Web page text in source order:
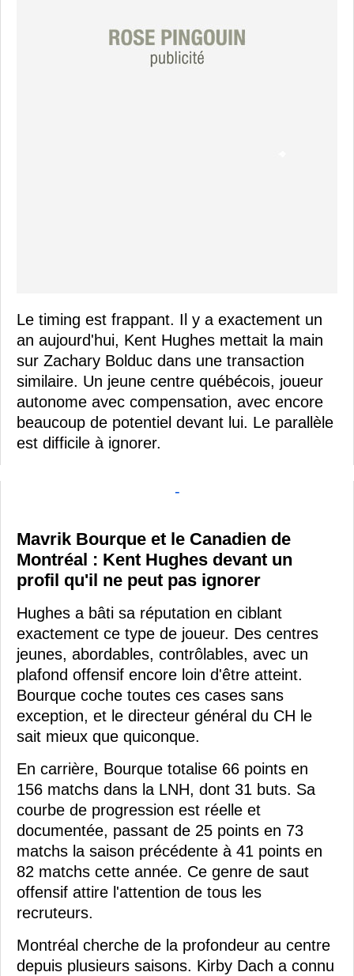
Le timing est frappant. Il y a exactement un
an aujourd'hui, Kent Hughes mettait la main
sur Zachary Bolduc dans une transaction
similaire. Un jeune centre québécois, joueur
autonome avec compensation, avec encore
beaucoup de potentiel devant lui. Le parallèle
est difficile à ignorer.
-
Mavrik Bourque et le Canadien de
Montréal : Kent Hughes devant un
profil qu'il ne peut pas ignorer
Hughes a bâti sa réputation en ciblant
exactement ce type de joueur. Des centres
jeunes, abordables, contrôlables, avec un
plafond offensif encore loin d'être atteint.
Bourque coche toutes ces cases sans
exception, et le directeur général du CH le
sait mieux que quiconque.
En carrière, Bourque totalise 66 points en
156 matchs dans la LNH, dont 31 buts. Sa
courbe de progression est réelle et
documentée, passant de 25 points en 73
matchs la saison précédente à 41 points en
82 matchs cette année. Ce genre de saut
offensif attire l'attention de tous les
recruteurs.
Montréal cherche de la profondeur au centre
depuis plusieurs saisons. Kirby Dach a connu